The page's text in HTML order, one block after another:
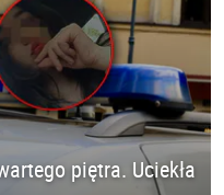
piętra. Uciekła